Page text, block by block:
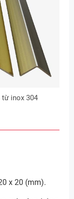
từ inox 304
x 20 (mm).